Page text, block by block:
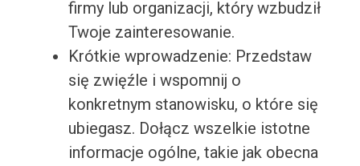
firmy lub organizacji, który wzbudził
Twoje zainteresowanie.
Krótkie wprowadzenie: Przedstaw
się zwięźle i wspomnij o
konkretnym stanowisku, o które się
ubiegasz. Dołącz wszelkie istotne
informacje ogólne, takie jak obecna